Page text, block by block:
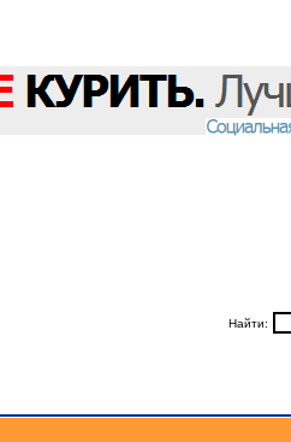
Найти: